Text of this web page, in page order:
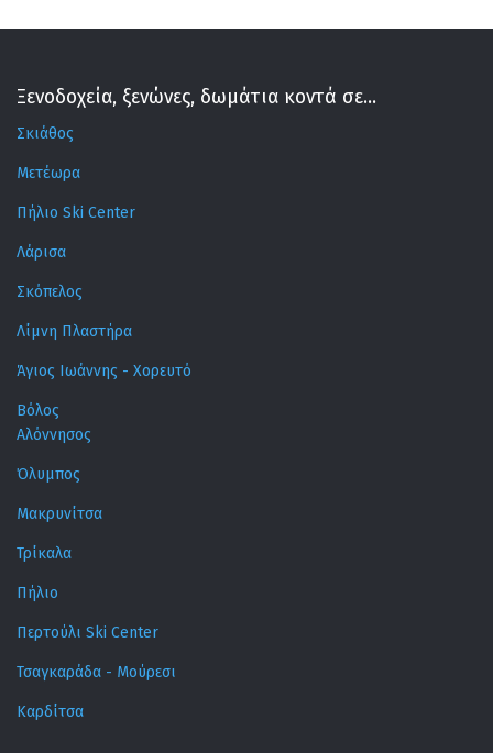
Ξενοδοχεία, ξενώνες, δωμάτια κοντά σε...
Σκιάθος
Μετέωρα
Πήλιο Ski Center
Λάρισα
Σκόπελος
Λίμνη Πλαστήρα
Άγιος Ιωάννης - Χορευτό
Βόλος
Αλόννησος
Όλυμπος
Μακρυνίτσα
Τρίκαλα
Πήλιο
Περτούλι Ski Center
Τσαγκαράδα - Μούρεσι
Καρδίτσα